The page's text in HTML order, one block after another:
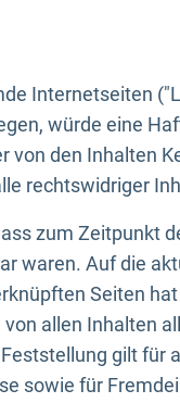
Internetseiten
würde eine
von den Inhalten
rechtswidriger
zum Zeitpunkt
waren. Auf die
Seiten
allen Inhalten
gilt für
sowie für